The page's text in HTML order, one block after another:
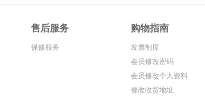
售后服务
保修服务
购物指南
发票制度
会员修改密码
会员修改个人资料
修改收货地址